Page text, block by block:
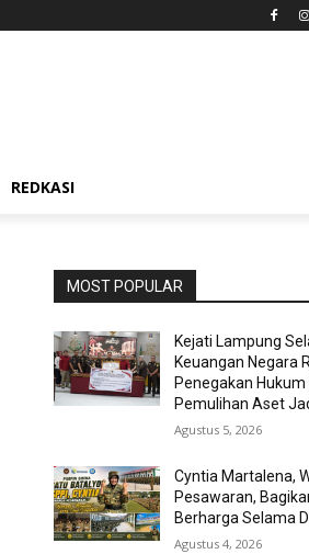
REDKASI
MOST POPULAR
Kejati Lampung
Keuangan Negara
Penegakan
Pemulihan Aset
Agustus 5, 2026
Cyntia Martalena,
Pesawaran,
Berharga Selama
Agustus 4, 2026